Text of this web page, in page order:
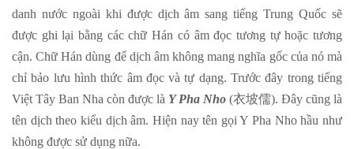
danh nước ngoài khi được dịch âm sang tiếng Trung Quốc sẽ
được ghi lại bằng các chữ Hán có âm đọc tương tự hoặc tương
cận. Chữ Hán dùng để dịch âm không mang nghĩa gốc của nó mà
chỉ bảo lưu hình thức âm đọc và tự dạng. Trước đây trong tiếng
Việt Tây Ban Nha còn được là Y Pha Nho (衣坡儒). Đây cũng là
tên dịch theo kiểu dịch âm. Hiện nay tên gọi Y Pha Nho hầu như
không được sử dụng nữa.